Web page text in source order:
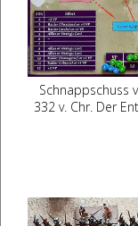
Schnappschuss
332 v. Chr. Der